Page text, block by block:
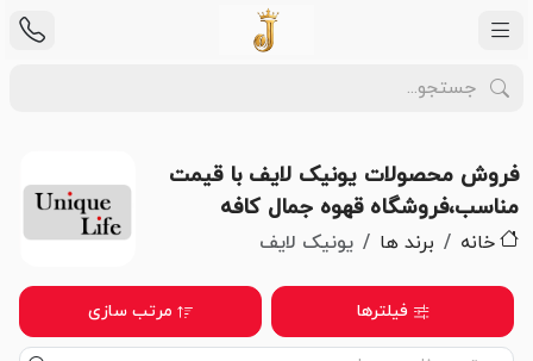
فروش محصولات یونیک لایف با قیمت
مناسب،فروشگاه قهوه جمال کافه
خانه برند ها یونیک لایف
فیلترها مرتب سازی